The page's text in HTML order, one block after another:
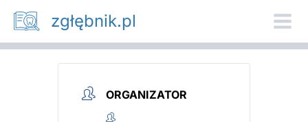
Przejdź
treści
zgłębnik.pl
ORGANIZATOR